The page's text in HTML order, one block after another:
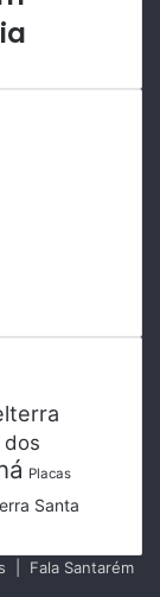
dos
Placas
Santa
| Fala Santarém